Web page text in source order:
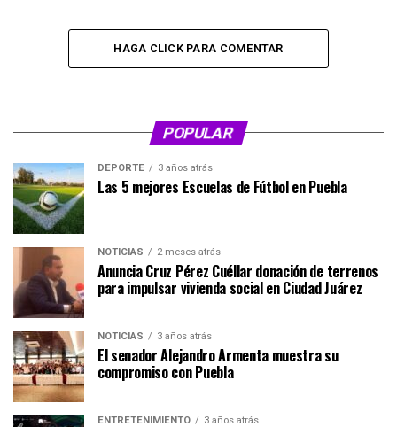
HAGA CLICK PARA COMENTAR
POPULAR
DEPORTE 3 años atrás
Las 5 mejores Escuelas de Fútbol en Puebla
NOTICIAS 2 meses atrás
Anuncia Cruz Pérez Cuéllar donación de terrenos
para impulsar vivienda social en Ciudad Juárez
NOTICIAS 3 años atrás
El senador Alejandro Armenta muestra su
compromiso con Puebla
ENTRETENIMIENTO 3 años atrás